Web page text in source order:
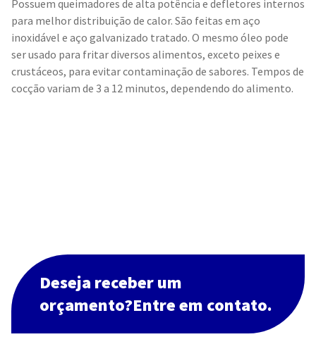
Possuem queimadores de alta potência e defletores internos
para melhor distribuição de calor. São feitas em aço
inoxidável e aço galvanizado tratado. O mesmo óleo pode
ser usado para fritar diversos alimentos, exceto peixes e
crustáceos, para evitar contaminação de sabores. Tempos de
cocção variam de 3 a 12 minutos, dependendo do alimento.
Deseja receber um
orçamento?Entre em contato.